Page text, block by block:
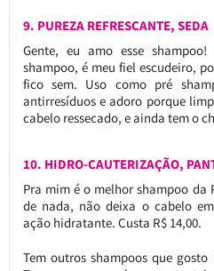
9. PUREZA REFRESCANTE, SEDA
Gente, eu amo esse
shampoo, é meu fiel escudeiro,
fico sem. Uso como pré
antirresíduos e adoro porque
cabelo ressecado, e ainda tem o
10. HIDRO-CAUTERIZAÇÃO,
Pra mim é o melhor shampoo da
de nada, não deixa o cabelo
ação hidratante. Custa R$ 14,00.
Tem outros shampoos que